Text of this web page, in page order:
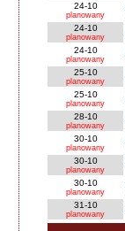
24-10
planowany
24-10
planowany
24-10
planowany
25-10
planowany
25-10
planowany
28-10
planowany
30-10
planowany
30-10
planowany
30-10
planowany
31-10
planowany